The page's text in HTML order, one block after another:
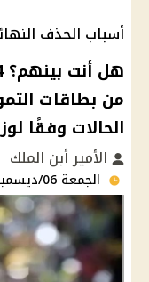
أسباب الحذف
الحالات وفقًا
الأمير أبن الملك
الجمعة 06/ديسمبر/2024 - 06:34 م